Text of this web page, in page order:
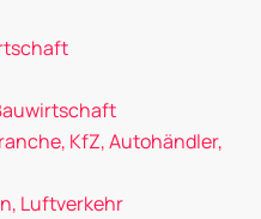
KfZ, Autohändler,
Luftverkehr